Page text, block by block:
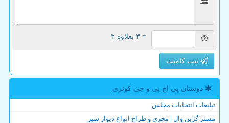
= ۳ بعلاوه ۳
ثبت کامنت
دوستان پی اچ پی و جی كوئری
تبلیغات انتخابات مجلس
مستر گرین وال | مجری و طراح انواع دیوار سبز